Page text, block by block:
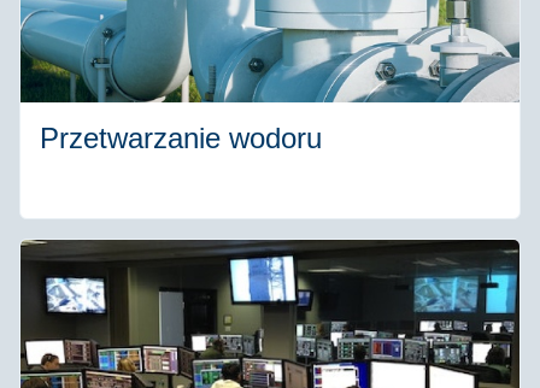
Przetwarzanie wodoru